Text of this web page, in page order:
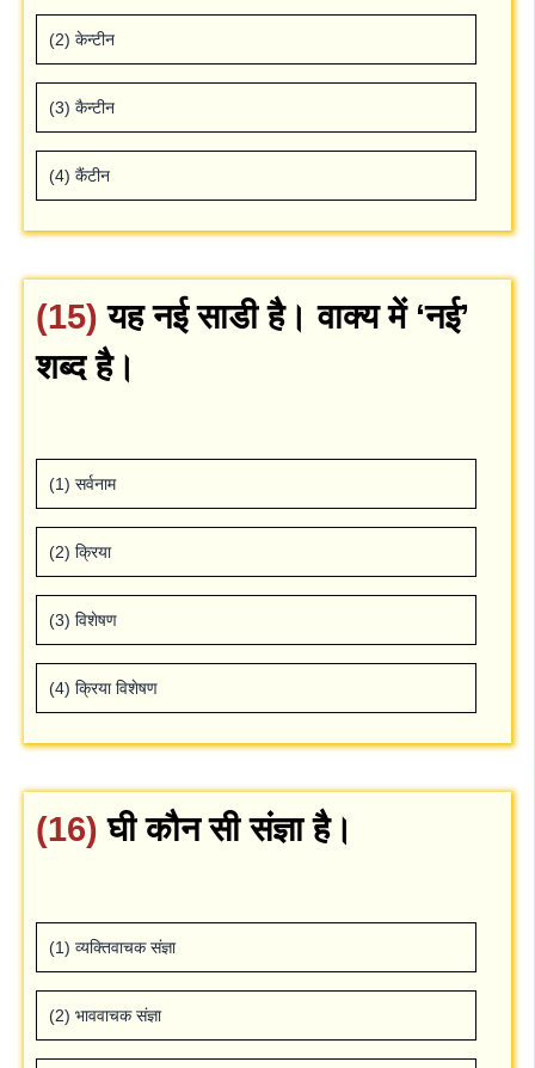
(2) केन्‍टीन
(3) कैन्‍टीन
(4) कैंटीन
(15)यह नई साडी है। वाक्‍य में ‘नई’
शब्‍द है।
(1) सर्वनाम
(2) क्रिया
(3) विशेषण
(4) क्रिया विशेषण
(16)घी कौन सी संज्ञा है।
(1) व्‍यक्तिवाचक संज्ञा
(2) भाववाचक संज्ञा